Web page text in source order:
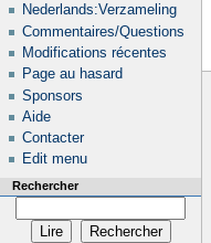
Nederlands:Verzameling
Commentaires/Questions
Modifications récentes
Page au hasard
Sponsors
Aide
Contacter
Edit menu
Rechercher